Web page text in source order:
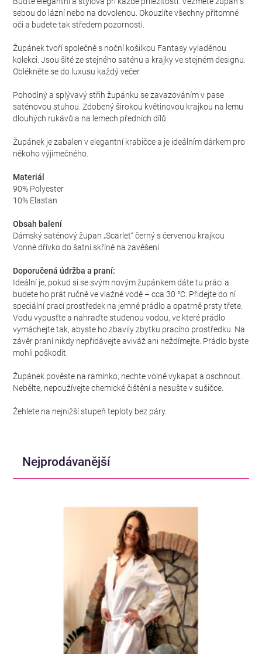
sebou do lázní nebo na dovolenou. Okouzlíte všechny přítomné
oči a budete tak středem pozornosti.
Župánek tvoří společně s noční košilkou Fantasy vyladěnou
kolekci. Jsou šité ze stejného saténu a krajky ve stejném designu.
Oblékněte se do luxusu každý večer.
Pohodlný a splývavý střih župánku se zavazováním v pase
saténovou stuhou. Zdobený širokou květinovou krajkou na lemu
dlouhých rukávů a na lemech předních dílů.
Župánek je zabalen v elegantní krabičce a je ideálním dárkem pro
někoho výjimečného.
Materiál
90% Polyester
10% Elastan
Obsah balení
Dámský saténový župan „Scarlet“ černý s červenou krajkou
Vonné dřívko do šatní skříně na zavěšení
Doporučená údržba a praní:
Ideální je, pokud si se svým novým župánkem dáte tu práci a
budete ho prát ručně ve vlažné vodě – cca 30 °C. Přidejte do ní
speciální prací prostředek na jemné prádlo a opatrně prsty třete.
Vodu vypusťte a nahraďte studenou vodou, ve které prádlo
vymáchejte tak, abyste ho zbavily zbytku pracího prostředku. Na
závěr praní nikdy nepřidávejte aviváž ani neždímejte. Prádlo byste
mohli poškodit.
Župánek pověste na ramínko, nechte volně vykapat a oschnout.
Nebělte, nepoužívejte chemické čištění a nesušte v sušičce.
Žehlete na nejnižší stupeň teploty bez páry.
Nejprodávanější